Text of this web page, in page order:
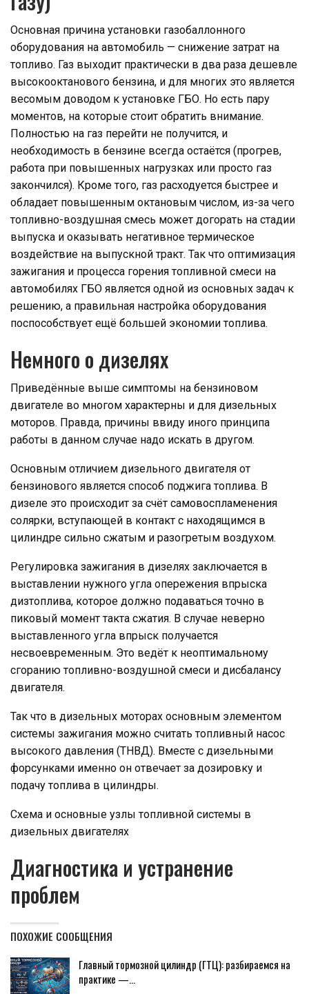
Основная причина установки газобаллонного
оборудования на автомобиль — снижение затрат на
топливо. Газ выходит практически в два раза дешевле
высокооктанового бензина, и для многих это является
весомым доводом к установке ГБО. Но есть пару
моментов, на которые стоит обратить внимание.
Полностью на газ перейти не получится, и
необходимость в бензине всегда остаётся (прогрев,
работа при повышенных нагрузках или просто газ
закончился). Кроме того, газ расходуется быстрее и
обладает повышенным октановым числом, из-за чего
топливно-воздушная смесь может догорать на стадии
выпуска и оказывать негативное термическое
воздействие на выпускной тракт. Так что оптимизация
зажигания и процесса горения топливной смеси на
автомобилях ГБО является одной из основных задач к
решению, а правильная настройка оборудования
поспособствует ещё большей экономии топлива.
Немного о дизелях
Приведённые выше симптомы на бензиновом
двигателе во многом характерны и для дизельных
моторов. Правда, причины ввиду иного принципа
работы в данном случае надо искать в другом.
Основным отличием дизельного двигателя от
бензинового является способ поджига топлива. В
дизеле это происходит за счёт самовоспламенения
солярки, вступающей в контакт с находящимся в
цилиндре сильно сжатым и разогретым воздухом.
Регулировка зажигания в дизелях заключается в
выставлении нужного угла опережения впрыска
дизтоплива, которое должно подаваться точно в
пиковый момент такта сжатия. В случае неверно
выставленного угла впрыск получается
несвоевременным. Это ведёт к неоптимальному
сгоранию топливно-воздушной смеси и дисбалансу
двигателя.
Так что в дизельных моторах основным элементом
системы зажигания можно считать топливный насос
высокого давления (ТНВД). Вместе с дизельными
форсунками именно он отвечает за дозировку и
подачу топлива в цилиндры.
Схема и основные узлы топливной системы в
дизельных двигателях
Диагностика и устранение
проблем
ПОХОЖИЕ СООБЩЕНИЯ
Главный тормозной цилиндр (ГТЦ): разбираемся на
практике —…